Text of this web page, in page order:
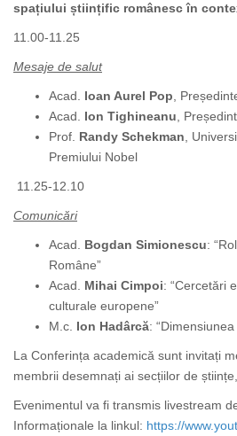
spațiului științific românesc în
11.00-11.25
Mesaje de salut
Acad. Ioan Aurel Pop ,
Acad. Ion Tighineanu ,
Prof. Randy Schekman ,
Premiului Nobel
11.25-12.10
Comunicări
Acad. Bogdan Simionescu:
Române”
Acad. Mihai Cimpoi: “Cercetări
culturale europene”
M.c. Ion Hadârcă:
La Conferința academică sunt invitați
membrii desemnați ai secțiilor de
Evenimentul va fi transmis livestream
Informaționale la linkul: https://